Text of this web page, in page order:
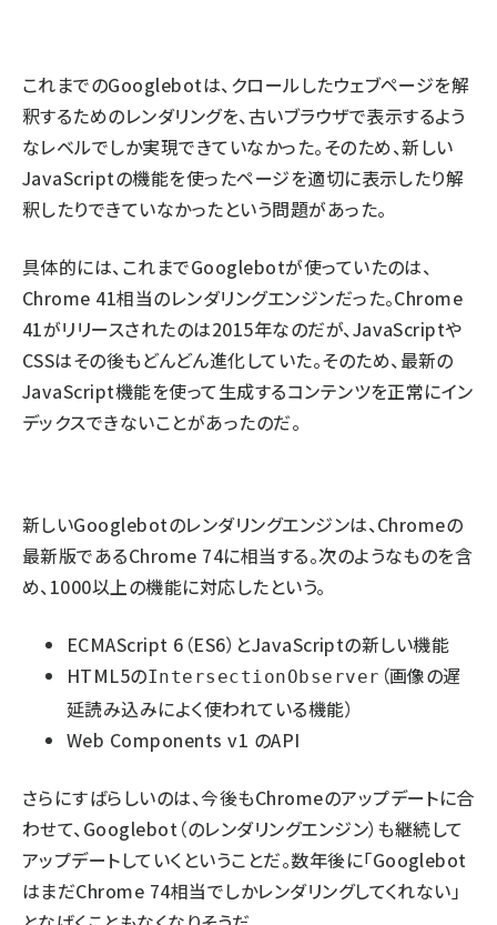
これまでのGooglebotは、クロールしたウェブページを解
釈するためのレンダリングを、古いブラウザで表示するよう
なレベルでしか実現できていなかった。そのため、新しい
JavaScriptの機能を使ったページを適切に表示したり解
釈したりできていなかったという問題があった。
具体的には、これまでGooglebotが使っていたのは、
Chrome 41相当のレンダリングエンジンだった。Chrome
41がリリースされたのは2015年なのだが、JavaScriptや
CSSはその後もどんどん進化していた。そのため、最新の
JavaScript機能を使って生成するコンテンツを正常にイン
デックスできないことがあったのだ。
新しいGooglebotのレンダリングエンジンは、Chromeの
最新版であるChrome 74に相当する。次のようなものを含
め、1000以上の機能に対応したという。
ECMAScript 6（ES6）とJavaScriptの新しい機能
HTML5のIntersectionObserver （画像の遅
延読み込みによく使われている機能）
Web Components v1 のAPI
さらにすばらしいのは、今後もChromeのアップデートに合
わせて、Googlebot（のレンダリングエンジン）も継続して
アップデートしていくということだ。数年後に「Googlebot
はまだChrome 74相当でしかレンダリングしてくれない」